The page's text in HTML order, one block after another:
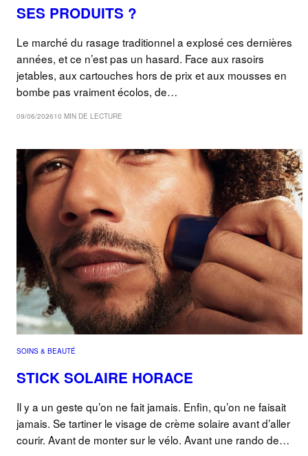
SES PRODUITS ?
Le marché du rasage traditionnel a explosé ces dernières
années, et ce n’est pas un hasard. Face aux rasoirs
jetables, aux cartouches hors de prix et aux mousses en
bombe pas vraiment écolos, de…
09/06/202610 MIN DE LECTURE
SOINS & BEAUTÉ
STICK SOLAIRE HORACE
Il y a un geste qu’on ne fait jamais. Enfin, qu’on ne faisait
jamais. Se tartiner le visage de crème solaire avant d’aller
courir. Avant de monter sur le vélo. Avant une rando de…